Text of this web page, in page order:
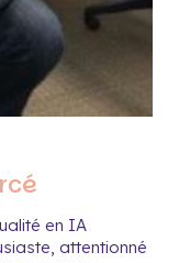
en IA
attentionné